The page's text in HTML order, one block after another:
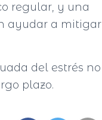
regular, y una
ayudar a mitigar
del estrés no
plazo.